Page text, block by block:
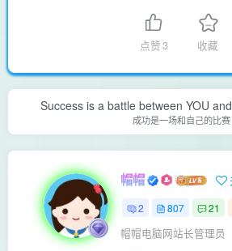
点赞3 收藏
Success is a battle between YOU
成功是一场和自己的比赛
帽帽
2 807 21
帽帽电脑网站长管理员